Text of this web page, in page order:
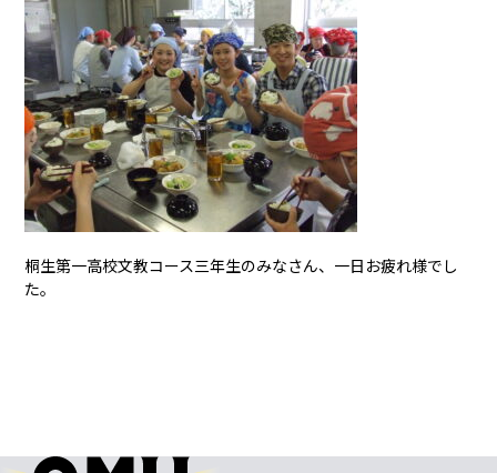
桐生第一高校文教コース三年生のみなさん、一日お疲れ様でし
た。